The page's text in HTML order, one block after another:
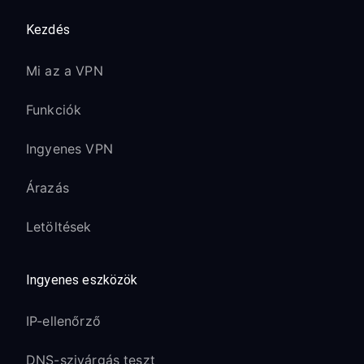
Néhány alkalmazásnak néhány percre
észleléséhez
A Samsung Smart Hub funkciói nem
lehetnek
Smart Hub funkcióknak továbbra is
Használja a Samsung TV beépített
Kezdés
Mi az a VPN
Funkciók
Ingyenes VPN
Árazás
Letöltések
Ingyenes eszközök
IP-ellenőrző
DNS-szivárgás teszt